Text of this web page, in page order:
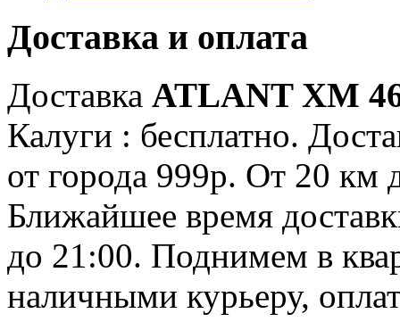
Доставка и оплата
Доставка ATLANT ХМ
Калуги : бесплатно.
от города 999р. От 20 км
Ближайшее время
до 21:00. Поднимем в
наличными курьеру,